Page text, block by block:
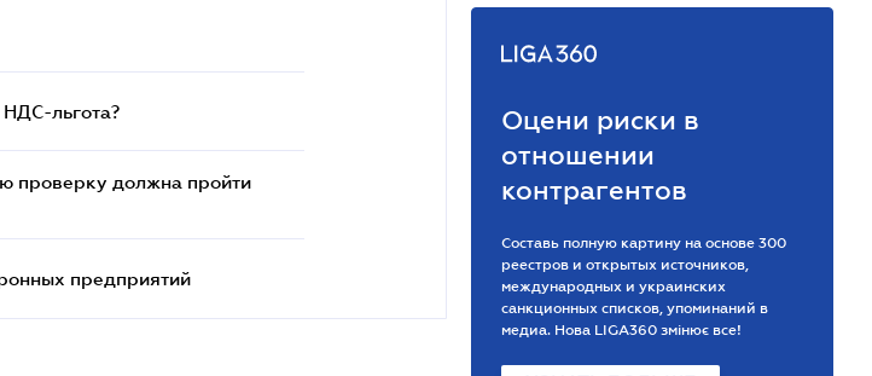
льгота?
проверку должна пройти
предприятий
Оцени риски в
отношении
контрагентов
Составь полную картину на основе 300
реестров и открытых источников,
международных и украинских
санкционных списков, упоминаний в
медиа. Нова LIGA360 змінює все!